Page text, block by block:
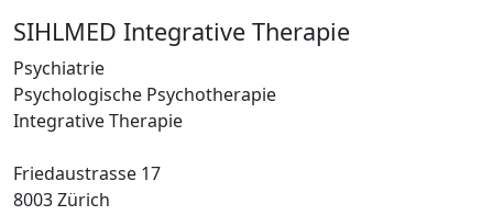
SIHLMED Integrative Therapie
Psychiatrie
Psychologische Psychotherapie
Integrative Therapie
Friedaustrasse 17
8003 Zürich